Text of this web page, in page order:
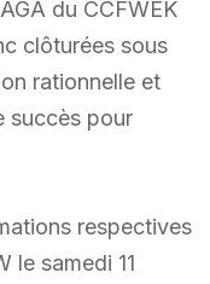
du CCFWEK
clôturées sous
rationnelle et
succès pour
respectives
le samedi 11